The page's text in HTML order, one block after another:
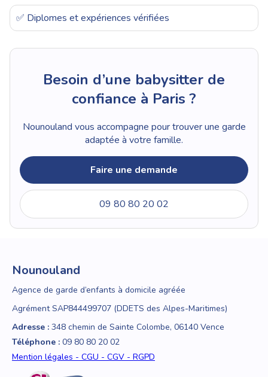
✅ Diplomes et expériences vérifiées
Besoin d’une babysitter de
confiance à Paris ?
Nounouland vous accompagne pour trouver une garde
adaptée à votre famille.
Faire une demande
09 80 80 20 02
Nounouland
Agence de garde d’enfants à domicile agréée
Agrément SAP844499707 (DDETS des Alpes-Maritimes)
Adresse : 348 chemin de Sainte Colombe, 06140 Vence
Téléphone : 09 80 80 20 02
Mention légales - CGU - CGV - RGPD